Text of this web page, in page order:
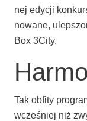
nej edy­cji
no­wa­ne,
Box 3City.
Tak obfi­ty
wcze­śniej niż